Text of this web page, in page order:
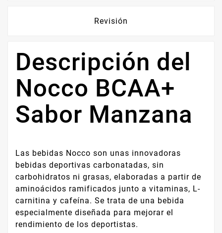
Revisión
Descripción del
Nocco BCAA+
Sabor Manzana
Las bebidas Nocco son unas innovadoras
bebidas deportivas carbonatadas, sin
carbohidratos ni grasas, elaboradas a partir de
aminoácidos ramificados junto a vitaminas, L-
carnitina y cafeína. Se trata de una bebida
especialmente diseñada para mejorar el
rendimiento de los deportistas.